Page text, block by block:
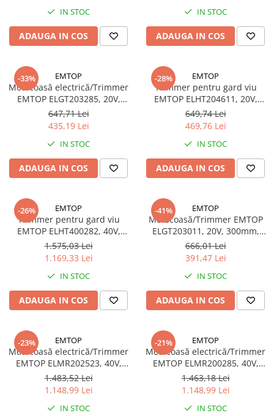
IN STOC
ADAUGA IN COS
IN STOC
ADAUGA IN COS
-33% EMTOP
Motocoasă electrică/Trimmer
EMTOP ELGT203285, 20V,
maner reglabil, 300mm, 1
acumulator 2.0Ah
647,71 Lei
435,19 Lei
IN STOC
ADAUGA IN COS
-28% EMTOP
Trimmer pentru gard viu
EMTOP ELHT204611, 20V,
460mm, 1 acumulator 2.0Ah,
accesorii incluse
649,74 Lei
469,76 Lei
IN STOC
ADAUGA IN COS
-26% EMTOP
Trimmer pentru gard viu
EMTOP ELHT400282, 40V,
motor fără perii, 650mm, 2
acumulatori 4.0Ah, accesorii
incluse
1.575,03 Lei
1.169,33 Lei
IN STOC
ADAUGA IN COS
-41% EMTOP
Motocoasă/Trimmer EMTOP
ELGT203011, 20V, 300mm,
maner reglabil, 1 acumulator
2.0Ah, accesorii incluse
666,01 Lei
391,47 Lei
IN STOC
ADAUGA IN COS
-23% EMTOP
Motocoasă electrică/Trimmer
EMTOP ELMR202523, 40V,
motor fără perii,
330mm/255mm, 2
acumulatori 4.0Ah, accesorii
incluse
1.483,52 Lei
1.148,99 Lei
IN STOC
-21% EMTOP
Motocoasă electrică/Trimmer
EMTOP ELMR200285, 40V,
motor fără perii, 2
acumulatori 4.0Ah,
330mm/255mm, accesorii
incluse
1.463,18 Lei
1.148,99 Lei
IN STOC